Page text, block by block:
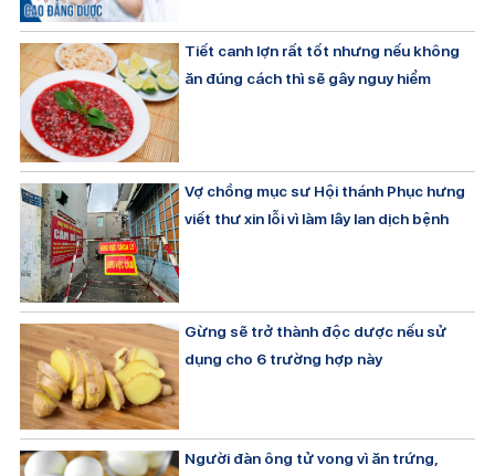
Tiết canh lợn rất tốt nhưng nếu không
ăn đúng cách thì sẽ gây nguy hiểm
Vợ chồng mục sư Hội thánh Phục hưng
viết thư xin lỗi vì làm lây lan dịch bệnh
Gừng sẽ trở thành độc dược nếu sử
dụng cho 6 trường hợp này
Người đàn ông tử vong vì ăn trứng,